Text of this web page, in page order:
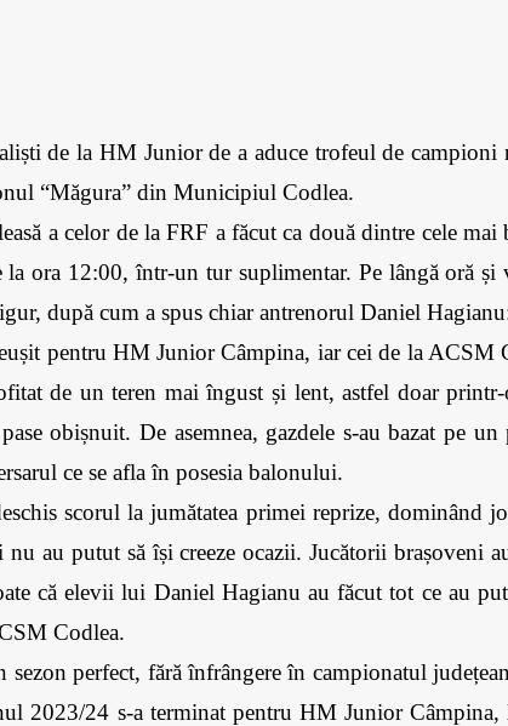
de la HM Junior de a aduce trofeul de
“Măgura” din Municipiul Codlea.
a celor de la FRF a făcut ca două dintre cele
ora 12:00, într-un tur suplimentar. Pe lângă oră
după cum a spus chiar antrenorul Daniel
pentru HM Junior Câmpina, iar cei de la
de un teren mai îngust și lent, astfel doar
obișnuit. De asemnea, gazdele s-au bazat pe
ce se afla în posesia balonului.
scorul la jumătatea primei reprize, dominând
au putut să își creeze ocazii. Jucătorii brașoveni
că elevii lui Daniel Hagianu au făcut tot ce au
Codlea.
sezon perfect, fără înfrângere în campionatul
2023/24 s-a terminat pentru HM Junior